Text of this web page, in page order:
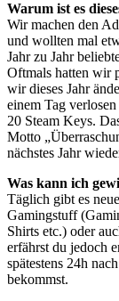
Warum ist es
Wir machen den
und wollten mal
Jahr zu Jahr
Oftmals hatten wir
wir dieses Jahr
einem Tag
20 Steam Keys.
Motto
nächstes Jahr
Was kann ich
Täglich gibt es
Gamingstuff
Shirts etc.) oder
erfährst du jedoch
spätestens 24h
bekommst.